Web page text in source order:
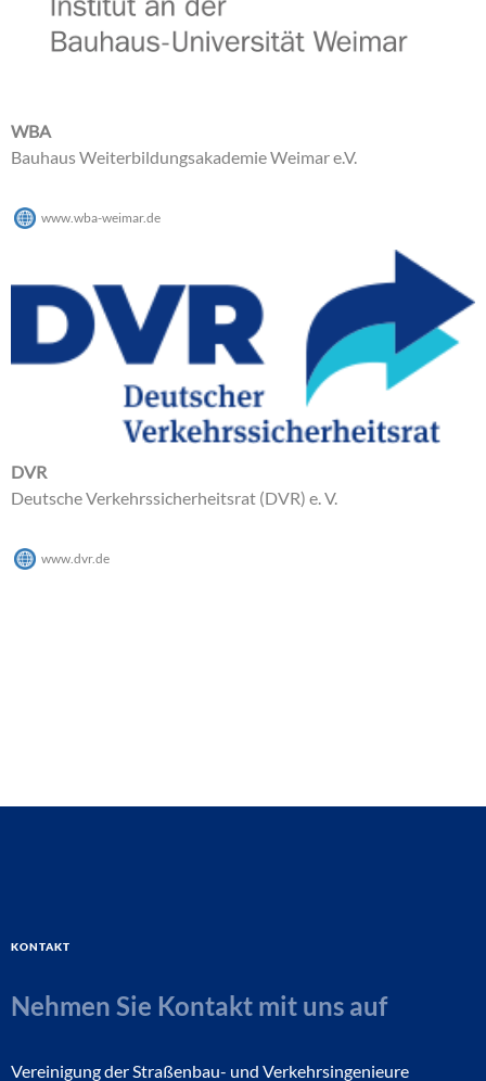
WBA
Bauhaus Weiterbildungsakademie Weimar e.V.
www.wba-weimar.de
DVR
Deutsche Verkehrssicherheitsrat (DVR) e. V.
www.dvr.de
Kontakt
Nehmen Sie Kontakt mit uns auf
Vereinigung der Straßenbau- und Verkehrsingenieure